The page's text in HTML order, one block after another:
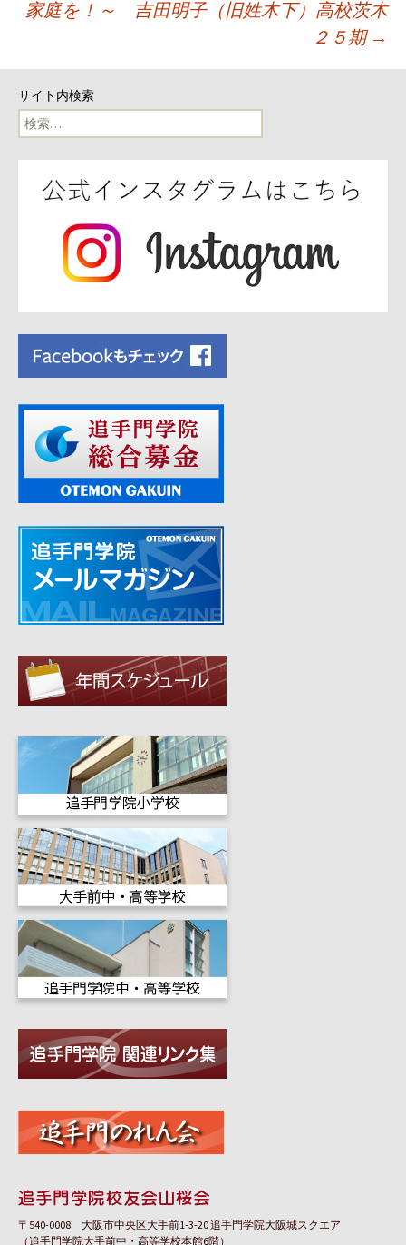
ビ
ゲ
ー
家庭を！～ 吉田明子（旧姓木下）高校茨木
２５期 →
サイト内検索
検
索:
〒540-0008 大阪市中央区大手前1-3-20 追手門学院大阪城スクエア
（追手門学院大手前中・高等学校本館6階）